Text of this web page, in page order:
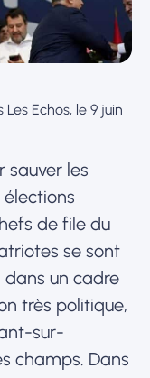
Echos, le 9 juin
sauver les
de file du
se sont
dans un cadre
très politique,
sur-
champs. Dans